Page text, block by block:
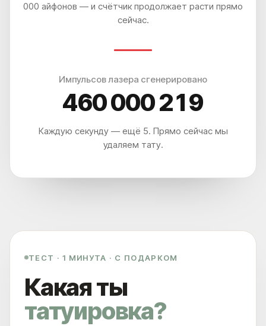
000 айфонов — и счётчик продолжает расти прямо
сейчас.
Импульсов лазера сгенерировано
460 000 224
Каждую секунду — ещё 5. Прямо сейчас мы
удаляем тату.
ТЕСТ · 1 МИНУТА · С ПОДАРКОМ
Какая ты
татуировка?
ПОСМОТРИТЕ КАК ЛЮДИ
НАШЕЙ КЛИНИКЕ
УДАЛЯЕМ ЛЮБЫЕ ТАТУ И ТАТУАЖ: ИСПОЛЬЗУЕМ
PICOSURE PRO, PICOPLUS (3 ШТ) LUTRONIC SPECTRA И
CO₂ DEKA SMARTXIDE²
НАЖИМАЯ, ВЫ ДАЕТЕ СОГЛАСИЕ НА ОБРАБОТКУ СВОИХ ПЕРСОНАЛЬНЫХ